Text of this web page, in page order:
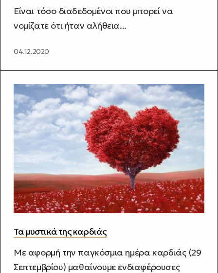
Είναι τόσο διαδεδομένοι που μπορεί να
νομίζατε ότι ήταν αλήθεια...
04.12.2020
Τα μυστικά της καρδιάς
Με αφορμή την παγκόσμια ημέρα καρδιάς (29
Σεπτεμβρίου) μαθαίνουμε ενδιαφέρουσες